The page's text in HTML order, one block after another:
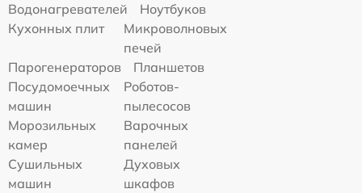
Водонагревателей
Ноутбуков
Кухонных плит
Микроволновых
печей
Парогенераторов
Планшетов
Посудомоечных
машин
Роботов-
пылесосов
Морозильных
камер
Варочных
панелей
Сушильных
машин
Духовых
шкафов